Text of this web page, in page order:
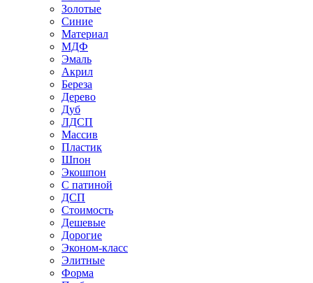
Золотые
Синие
Материал
МДФ
Эмаль
Акрил
Береза
Дерево
Дуб
ЛДСП
Массив
Пластик
Шпон
Экошпон
С патиной
ДСП
Стоимость
Дешевые
Дорогие
Эконом-класс
Элитные
Форма